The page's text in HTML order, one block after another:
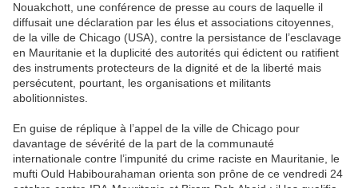
Nouakchott, une conférence de presse au cours de laquelle il
diffusait une déclaration par les élus et associations citoyennes,
de la ville de Chicago (USA), contre la persistance de l’esclavage
en Mauritanie et la duplicité des autorités qui édictent ou ratifient
des instruments protecteurs de la dignité et de la liberté mais
persécutent, pourtant, les organisations et militants
abolitionnistes.
En guise de réplique à l’appel de la ville de Chicago pour
davantage de sévérité de la part de la communauté
internationale contre l’impunité du crime raciste en Mauritanie, le
mufti Ould Habibourahaman orienta son prône de ce vendredi 24